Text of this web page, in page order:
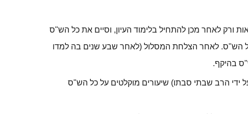
ורק לאחר מכן להתחיל בלימוד העיון, וסיים את כל הש"ס
הש"ס. לאחר הצלחת המסלול (לאחר שבע שנים בה למדו
בהיקף.
הרב שבתי סבתו) שיעורים מוקלטים על כל הש"ס